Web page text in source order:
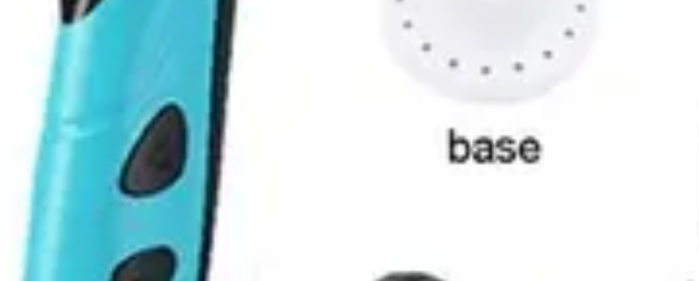
Video y Música
Producción de Vídeos
Creación de Videos Musicales Producción de VideosPromoción Musical
Video y Música